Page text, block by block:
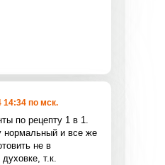
14:34 по мск.
по рецепту 1 в 1.
нормальный и все же
не в
т.к.